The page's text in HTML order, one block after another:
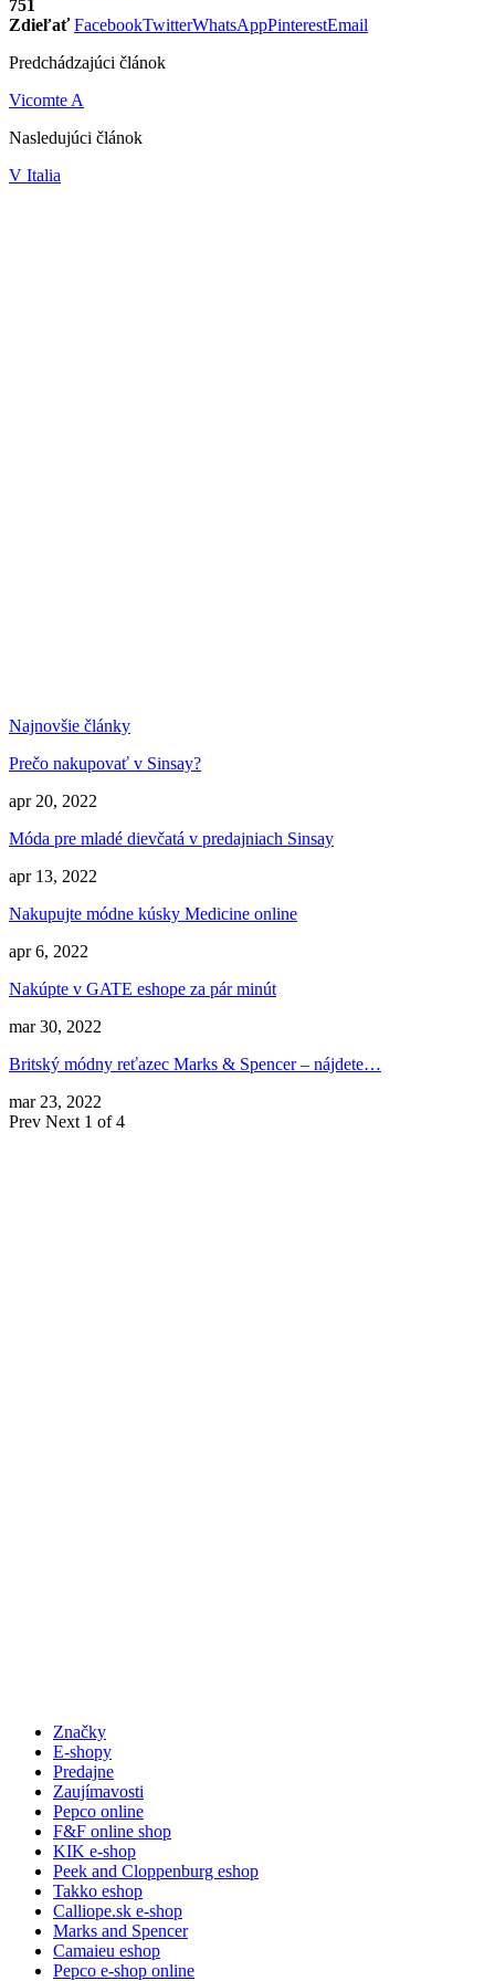
751
Zdieľať FacebookTwitterWhatsAppPinterestEmail
Predchádzajúci článok
Vicomte A
Nasledujúci článok
V Italia
Najnovšie články
Prečo nakupovať v Sinsay?
apr 20, 2022
Móda pre mladé dievčatá v predajniach Sinsay
apr 13, 2022
Nakupujte módne kúsky Medicine online
apr 6, 2022
Nakúpte v GATE eshope za pár minút
mar 30, 2022
Britský módny reťazec Marks & Spencer – nájdete…
mar 23, 2022
Prev Next 1 of 4
Značky
E-shopy
Predajne
Zaujímavosti
Pepco online
F&F online shop
KIK e-shop
Peek and Cloppenburg eshop
Takko eshop
Calliope.sk e-shop
Marks and Spencer
Camaieu eshop
Pepco e-shop online